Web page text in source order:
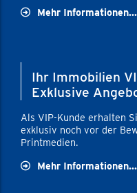
Mehr Informationen...
Ihr Immobilien
Exklusive
Als VIP-Kunde erhalten
exklusiv noch vor der
Printmedien.
Mehr Informationen...